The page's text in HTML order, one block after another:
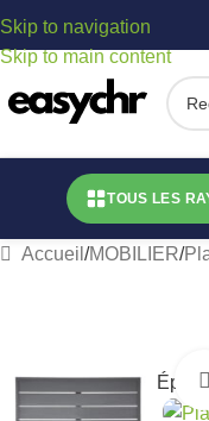
Skip to navigation
Skip to main content
TOUS LES
Accueil /MOBILIER/
Épuisé